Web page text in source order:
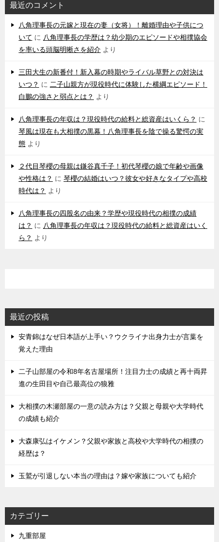
ー
シ
最近のコメント
八角理事長の元嫁と現在の妻（女将）！離婚理由や子供につ
いて に 八角理事長の学歴は？幼少期のエピソードや相撲協会
を率いる頭脳明晰さを紹介 より
三田大生の新番付！新入幕の時期やライバル草野との対決は
いつ？ に 二子山親方が現役時代に体験した横綱エピソード！
白鵬の強さと弱点とは？ より
八角理事長の年収は？現役時代の給料と総資産はいくら？ に
琴風は現在も大相撲の黒幕！八角理事長を陰で操る驚愕の実
態 より
２代目琴櫻の母親は鎌谷真千子！初代琴櫻の娘で年齢や画像
や性格は？ に 琴櫻の結婚はいつ？彼女や好きなタイプや高校
時代は？ より
八角理事長の四股名の由来？学歴や現役時代の相撲の成績
は？ に 八角理事長の年収は？現役時代の給料と総資産はいく
ら？ より
最近の投稿
安青錦はなぜ日本語が上手い？ウクライナ出身力士が言葉を
覚えた理由
二子山部屋の令和8年名古屋場所！注目力士の成績と再十両昇
進の生田目や自己最高位の狼雅
大相撲の木瀬部屋の一意の読み方は？父親と母親や大学時代
の成績も紹介
大森康弘はイケメン？父親や家族と高校や大学時代の相撲の
経歴は？
玉鷲が引退しない本当の理由は？嫁や家族についても紹介
カテゴリー
九重部屋